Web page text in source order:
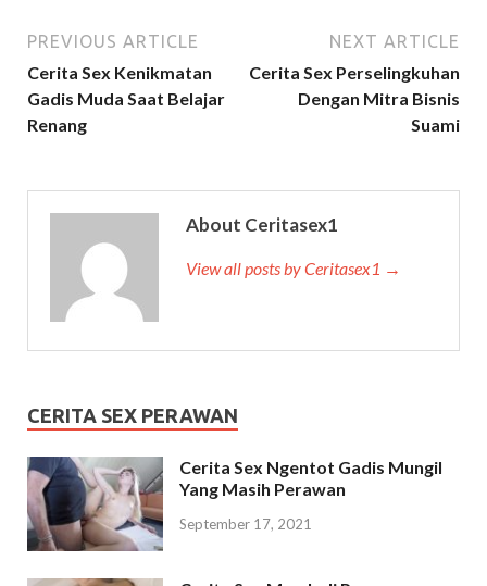
PREVIOUS ARTICLE
Cerita Sex Kenikmatan
Gadis Muda Saat Belajar
Renang
NEXT ARTICLE
Cerita Sex Perselingkuhan
Dengan Mitra Bisnis
Suami
About Ceritasex1
View all posts by Ceritasex1 →
CERITA SEX PERAWAN
Cerita Sex Ngentot Gadis Mungil
Yang Masih Perawan
September 17, 2021